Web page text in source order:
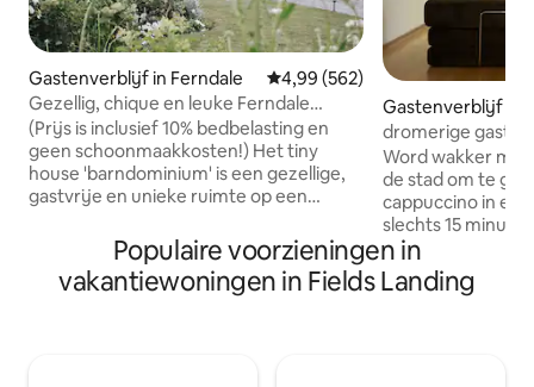
Gastenverblijf in Ferndale Gemiddelde beoordeling van
4,99 (562)
Gezellig, chique en leuke Ferndale
barndominium
(Prijs is inclusief 10% bedbelasting en
geen schoonmaakkosten!) Het tiny
house 'barndominium' is een gezellige,
gastvrije en unieke ruimte op een
winkels, wandelpaden en live muziek van
Ferndale. Onze locatie betekent dat je
de auto kunt parkeren en naar alles kunt
Gastenverblijf in
dromerige
bubbelbad
Word wakker met
de stad om te
cappuccino in
slechts 15
Arcata Plaza,
van een duik in
dan een goede
Populaire voorzieningen in
vakantiewoningen in Fields Landing